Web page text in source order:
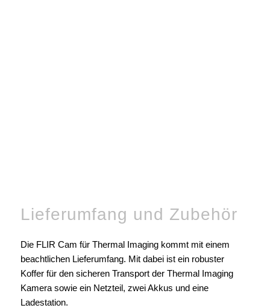
Lieferumfang und Zubehör
Die FLIR Cam für Thermal Imaging kommt mit einem
beachtlichen Lieferumfang. Mit dabei ist ein robuster
Koffer für den sicheren Transport der Thermal Imaging
Kamera sowie ein Netzteil, zwei Akkus und eine
Ladestation.